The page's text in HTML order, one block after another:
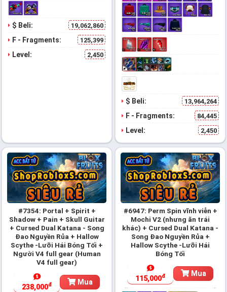
$ Beli: 19,062,860
F - Fragments: 125,399
Level: 2,450
$ Beli: 13,964,264
F - Fragments: 84,445
Level: 2,450
#7354: Portal + Spirit +
Shadow + Pain + Skull Guitar
+ Cursed Dual Katana - Song
Đao Nguyền Rủa + Hallow
Scythe -Lưỡi Hái Bóng Tối +
Người V4 full gear (Human
V4 full gear)
238,000đ Mua
#6947: Perm Spin vĩnh viễn +
Mochi V2 (nhưng ăn trái
khác) + Cursed Dual Katana -
Song Đao Nguyền Rủa +
Hallow Scythe -Lưỡi Hái
Bóng Tối
115,000đ Mua